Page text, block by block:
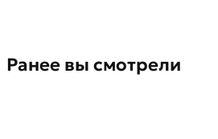
Ранее вы смотрели